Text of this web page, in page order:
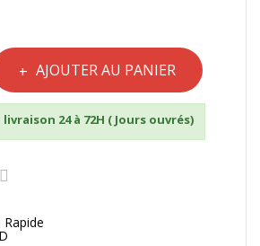
AJOUTER AU PANIER
livraison 24 à 72H ( Jours ouvrés)